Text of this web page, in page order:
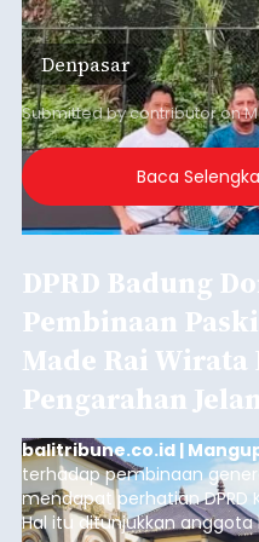
mewarnai babak delapan
Lapangan Tenis Telkom
9 Agustus 2026.
Denpasar
Submitted bycontributoron
Baca
DPRD Badung
Pembinaan
Made Rai
Pengarahan
balitribune.co.id |
terhadap pembinaan
mendapat perhatian DPRD
Hal itu ditunjukkan anggota